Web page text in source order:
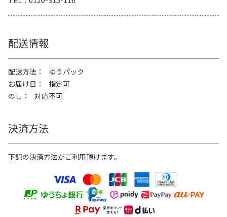
配送情報
配送方法
ゆうパック
お届け日
指定可
のし
対応不可
決済方法
下記の決済方法がご利用頂けます。